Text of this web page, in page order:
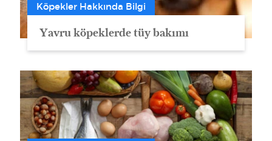
Köpekler Hakkında Bilgi
Yavru köpeklerde tüy bakımı